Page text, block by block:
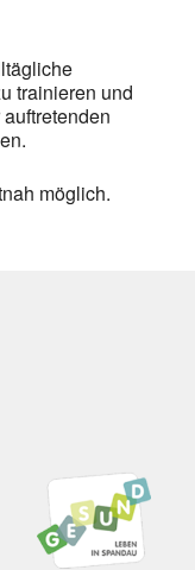
trainieren und
möglich.